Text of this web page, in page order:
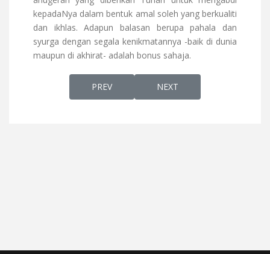
kepadaNya dalam bentuk amal soleh yang berkualiti
dan ikhlas. Adapun balasan berupa pahala dan
syurga dengan segala kenikmatannya -baik di dunia
maupun di akhirat- adalah bonus sahaja.
PREVIOUS ARTICLE: KEPERLUAN PANJANG
PREV NEXT ARTICLE:
NEXT